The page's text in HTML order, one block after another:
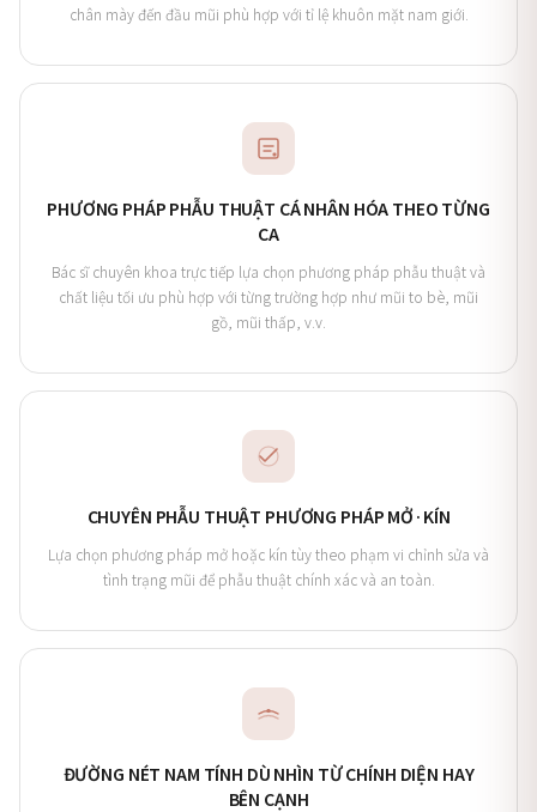
chân mày đến đầu mũi phù hợp với tỉ lệ khuôn mặt nam giới.
PHƯƠNG PHÁP PHẪU THUẬT CÁ NHÂN HÓA THEO TỪNG
CA
Bác sĩ chuyên khoa trực tiếp lựa chọn phương pháp phẫu thuật và
chất liệu tối ưu phù hợp với từng trường hợp như mũi to bè, mũi
gồ, mũi thấp, v.v.
CHUYÊN PHẪU THUẬT PHƯƠNG PHÁP MỞ·KÍN
Lựa chọn phương pháp mở hoặc kín tùy theo phạm vi chỉnh sửa và
tình trạng mũi để phẫu thuật chính xác và an toàn.
ĐƯỜNG NÉT NAM TÍNH DÙ NHÌN TỪ CHÍNH DIỆN HAY
BÊN CẠNH